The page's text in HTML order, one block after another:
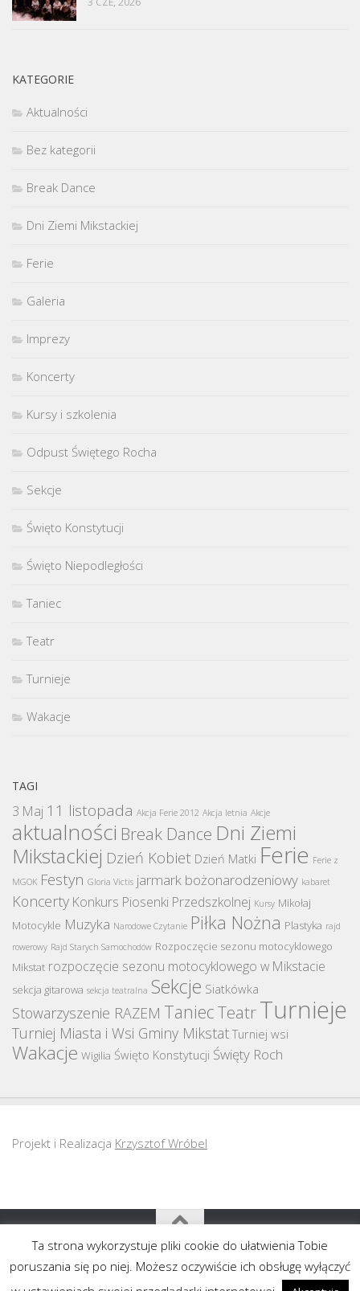
KATEGORIE
Aktualności
Bez kategorii
Break Dance
Dni Ziemi Mikstackiej
Ferie
Galeria
Imprezy
Koncerty
Kursy i szkolenia
Odpust Świętego Rocha
Sekcje
Święto Konstytucji
Święto Niepodległości
Taniec
Teatr
Turnieje
Wakacje
TAGI
3 Maj 11 listopada Akcja Ferie 2012 Akcja letnia Akcje
aktualności Break Dance Dni Ziemi
Mikstackiej Dzień Kobiet Dzień Matki Ferie Ferie z
MGOK Festyn Gloria Victis jarmark bożonarodzeniowy kabaret
Koncerty Konkurs Piosenki Przedszkolnej Kursy Mikołaj
Motocykle Muzyka Narodowe Czytanie Piłka Nożna Plastyka rajd
rowerowy Rajd Starych Samochodów Rozpoczęcie sezonu motocyklowego
Mikstat rozpoczęcie sezonu motocyklowego w Mikstacie
sekcja gitarowa sekcja teatralna Sekcje Siatkówka
Stowarzyszenie RAZEM TaniecTeatrTurnieje
Turniej Miasta i Wsi Gminy Mikstat Turniej wsi
Wakacje Wigilia Święto Konstytucji Święty Roch
Projekt i Realizacja Krzysztof Wróbel
Copyright MGOK Mikstat 2011-2020
Ta strona wykorzystuje pliki cookie do ułatwienia Tobie
poruszania się po niej. Możesz oczywiście ich obsługę wyłączyć